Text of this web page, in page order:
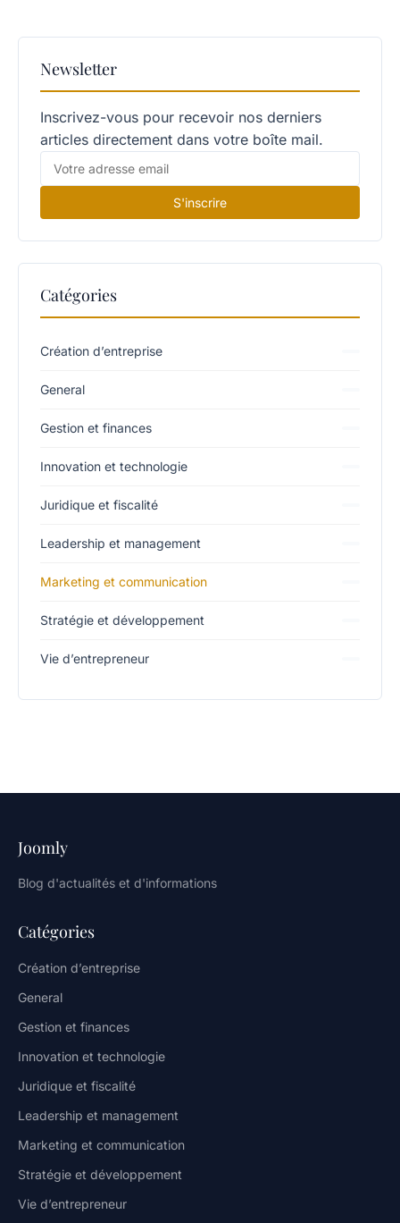
Newsletter
Inscrivez-vous pour recevoir nos derniers
articles directement dans votre boîte mail.
S'inscrire
Catégories
Création d’entreprise
General
Gestion et finances
Innovation et technologie
Juridique et fiscalité
Leadership et management
Marketing et communication
Stratégie et développement
Vie d’entrepreneur
Joomly
Blog d'actualités et d'informations
Catégories
Création d’entreprise
General
Gestion et finances
Innovation et technologie
Juridique et fiscalité
Leadership et management
Marketing et communication
Stratégie et développement
Vie d’entrepreneur